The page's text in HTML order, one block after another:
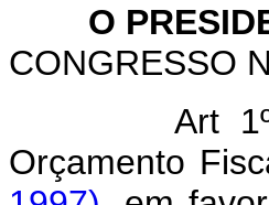
O
CONGRESSO
Art
Orçamento